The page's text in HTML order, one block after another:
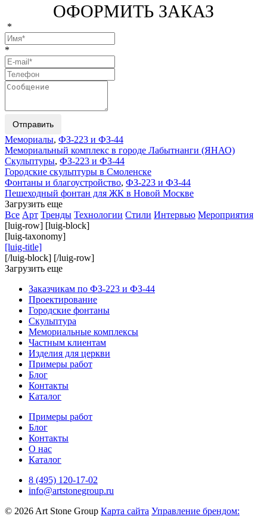
ОФОРМИТЬ ЗАКАЗ
*
*
Отправить
Мемориалы, ФЗ-223 и ФЗ-44
Мемориальный комплекс в городе Лабытнанги (ЯНАО)
Скульптуры, ФЗ-223 и ФЗ-44
Городские скульптуры в Смоленске
Фонтаны и благоустройство, ФЗ-223 и ФЗ-44
Пешеходный фонтан для ЖК в Новой Москве
Загрузить еще
Все Арт Тренды Технологии Стили Интервью Мероприятия
[luig-row] [luig-block]
[luig-taxonomy]
[luig-title]
[/luig-block] [/luig-row]
Загрузить еще
Заказчикам по ФЗ-223 и ФЗ-44
Проектирование
Городские фонтаны
Скульптура
Мемориальные комплексы
Частным клиентам
Изделия для церкви
Примеры работ
Блог
Контакты
Каталог
Примеры работ
Блог
Контакты
О нас
Каталог
8 (495) 120-17-02
info@artstonegroup.ru
© 2026 Art Stone Group Карта сайта Управление брендом: